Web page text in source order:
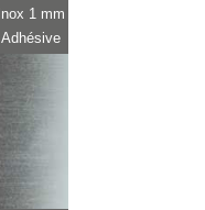
Inox 1 mm
Adhésive